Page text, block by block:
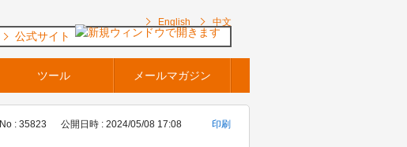
English 中文
ツール メールマガジン
公式サイト
No : 35823 公開日時 : 2024/05/08 17:08 印刷